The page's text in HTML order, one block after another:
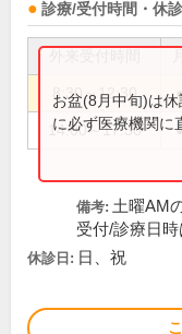
診療/受付時間・休
8:30～12:30
14:00～17:30
お盆(8月中旬)は
に必ず医療機関に
備考: 土曜AM
受付/診療日
休診日: 日、祝